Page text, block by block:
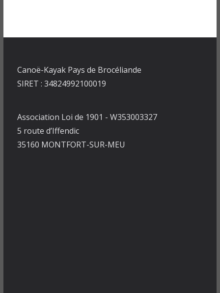
Canoë-Kayak Pays de Brocéliande
SIRET : 34824992100019
Association Loi de 1901 - W353003327
5 route d’Iffendic
35160 MONTFORT-SUR-MEU